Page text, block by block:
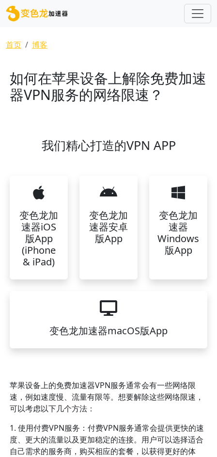
跳转到主要内容
面包屑
首页 博客
如何在苹果设备上解除免费加速
器VPN服务的网络限速？
我们精心打造的VPN APP
变色龙加
速器iOS
版App
(iPhone
& iPad)
变色龙加
速器安卓
版App
变色龙加
速器
Windows
版App
变色龙加速器macOS版App
苹果设备上的免费加速器VPN服务通常会有一些网络限
速，例如速度慢、流量有限等。想要解除这些网络限速，
可以考虑以下几个方法：
1. 使用付费VPN服务：付费VPN服务通常会提供更快的速
度、更大的流量以及更加稳定的连接。用户可以选择适合
自己需求的服务商，购买相应的套餐，以获得更好的体